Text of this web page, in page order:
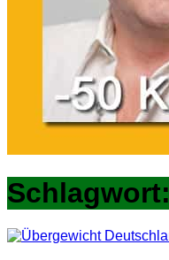
Schlagwort: